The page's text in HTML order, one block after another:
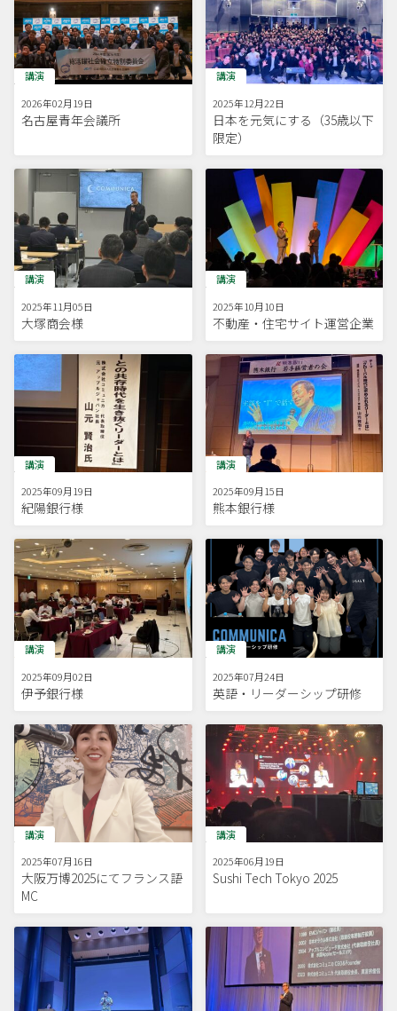
講演
2026年02月19日
名古屋青年会議所
講演
2025年12月22日
日本を元気にする（35歳以下
限定）
講演
2025年11月05日
大塚商会様
講演
2025年10月10日
不動産・住宅サイト運営企業
講演
2025年09月19日
紀陽銀行様
講演
2025年09月15日
熊本銀行様
講演
2025年09月02日
伊予銀行様
講演
2025年07月24日
英語・リーダーシップ研修
講演
2025年07月16日
大阪万博2025にてフランス語
MC
講演
2025年06月19日
Sushi Tech Tokyo 2025